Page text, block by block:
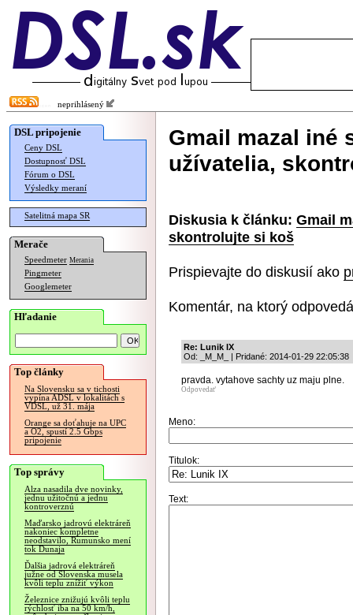
neprihlásený
DSL pripojenie
Ceny DSL
Dostupnosť DSL
Fórum o DSL
Výsledky meraní
Satelitná mapa SR
Merače
Speedmeter Merania
Pingmeter
Googlemeter
Hľadanie
Top články
Na Slovensku sa v tichosti
vypína ADSL v lokalitách s
VDSL, už 31. mája
Orange sa doťahuje na UPC
a O2, spustí 2.5 Gbps
pripojenie
Top správy
Alza nasadila dve novinky,
jednu užitočnú a jednu
kontroverznú
Maďarsko jadrovú elektráreň
nakoniec kompletne
neodstavilo, Rumunsko mení
tok Dunaja
Ďalšia jadrová elektráreň
južne od Slovenska musela
kvôli teplu znížiť výkon
Železnice znižujú kvôli teplu
rýchlosť iba na 50 km/h,
Gmail mazal iné
užívatelia,
Diskusia k článku: Gmail
skontrolujte si koš
Prispievajte do diskusií ako
Komentár, na ktorý
Re: Lunik IX
Od: _M_M_ | Pridané: 2014-01-29 22:05:38
pravda. vytahove sachty uz maju plne.
Odpovedať
Meno:
Titulok:
Text: